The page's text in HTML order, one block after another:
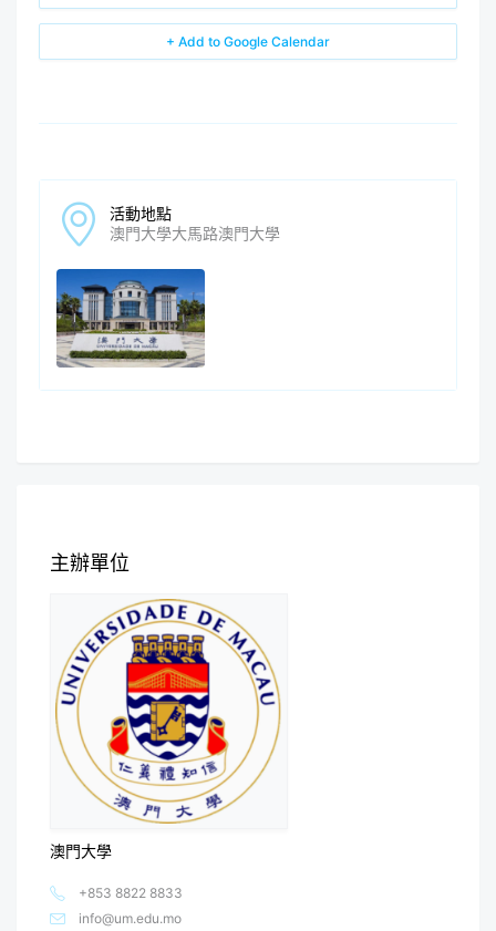
+ Add to Google Calendar
活動地點
澳門大學大馬路澳門大學
主辦單位
澳門大學
+853 8822 8833
info@um.edu.mo